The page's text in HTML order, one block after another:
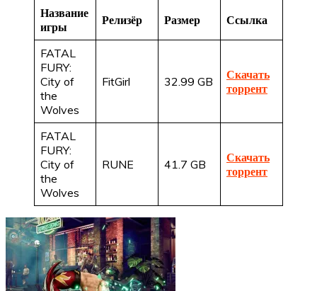
Название
игры
Релизёр Размер Ссылка
FATAL
FURY:
City of
the
Wolves
FitGirl 32.99 GB
Скачать
торрент
FATAL
FURY:
City of
the
Wolves
RUNE 41.7 GB
Скачать
торрент